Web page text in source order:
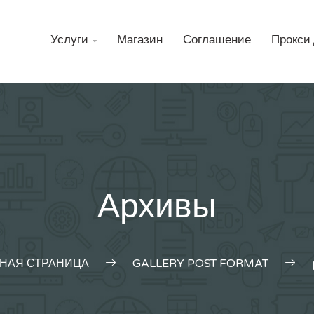
Услуги  Магазин Соглашение
Архивы
СТРАНИЦА GALLERY POST FORMAT